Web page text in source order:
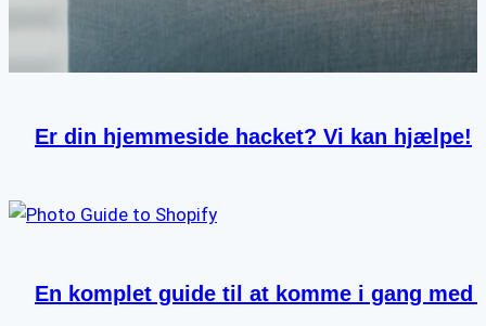
Er din hjemmeside hacket? Vi kan hjælpe!
En komplet guide til at komme i gang med